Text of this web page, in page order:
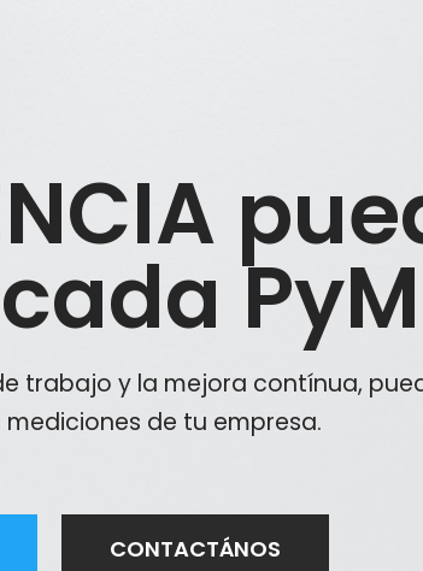
trabajo y la mejora contínua,
de tu empresa.
CONTACTÁNOS